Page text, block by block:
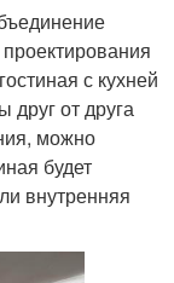
с кухней
от друга
можно
будет
внутренняя